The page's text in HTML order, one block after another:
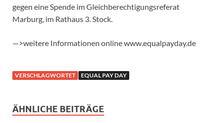
gegen eine Spende im Gleichberechtigungsreferat
Marburg, im Rathaus 3. Stock.
—>weitere Informationen online www.equalpayday.de
VERSCHLAGWORTET EQUAL PAY DAY
ÄHNLICHE BEITRÄGE